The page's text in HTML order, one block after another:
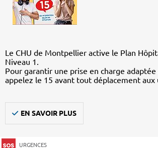
Le CHU de Montpellier active le Plan
Niveau 1.
Pour garantir une prise en charge adaptée
appelez le 15 avant tout déplacement aux
EN SAVOIR PLUS
URGENCES